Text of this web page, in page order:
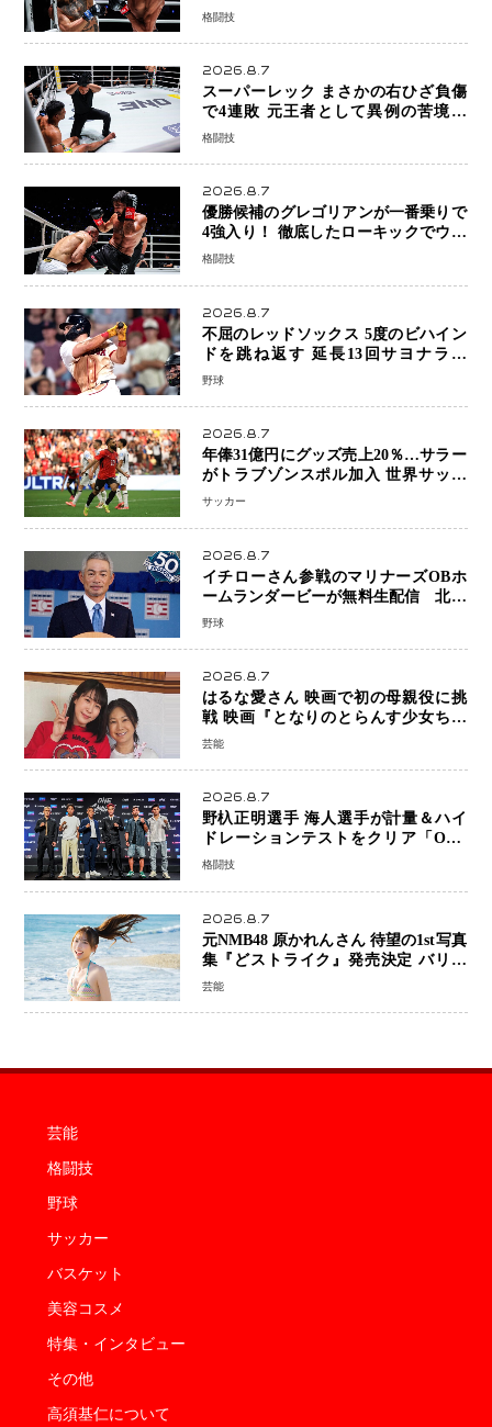
ン奪取！猛反撃を耐え抜き判定勝利、
格闘技
2026.8.7
スーパーレック まさかの右ひざ負傷
で4連敗 元王者として異例の苦境…
「アクシデント」でも消えない危険信
格闘技
2026.8.7
優勝候補のグレゴリアンが一番乗りで
4強入り！ 徹底したローキックでウス
ビャンを攻略、判定勝利
格闘技
2026.8.7
不屈のレッドソックス 5度のビハイン
ドを跳ね返す 延長13回サヨナラ勝
ち 吉田正尚選手も2安打1打点で貢献 4
野球
2026.8.7
年俸31億円にグッズ売上20％…サラー
がトラブゾンスポル加入 世界サッカ
ーは「五大リーグ一強」から新時代へ
サッカー
2026.8.7
イチローさん参戦のマリナーズOBホ
ームランダービーが無料生配信 北米
ならではの“魅せる興行”に世界が注目
野球
2026.8.7
はるな愛さん 映画で初の母親役に挑
戦 映画『となりのとらんす少女ちゃ
ん』11月7日公開 未来の自分との対話
芸能
2026.8.7
野杁正明選手 海人選手が計量＆ハイ
ドレーションテストをクリア「ONE
SAMURAI 2」決戦へ万全の準備整う
格闘技
2026.8.7
元NMB48 原かれんさん 待望の1st写真
集『どストライク』発売決定 バリで
魅せる25歳の新境地
芸能
芸能
格闘技
野球
サッカー
バスケット
美容コスメ
特集・インタビュー
その他
高須基仁について